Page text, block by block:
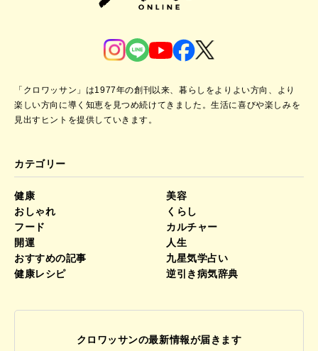
「クロワッサン」は1977年の創刊以来、暮らしをよりよい方向、より
楽しい方向に導く知恵を見つめ続けてきました。生活に喜びや楽しみを
見出すヒントを提供していきます。
カテゴリー
健康
美容
おしゃれ
くらし
フード
カルチャー
開運
人生
おすすめの記事
九星気学占い
健康レシピ
逆引き病気辞典
クロワッサンの最新情報が届きます